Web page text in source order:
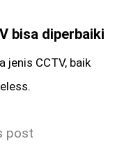
bisa diperbaiki
jenis CCTV, baik
post